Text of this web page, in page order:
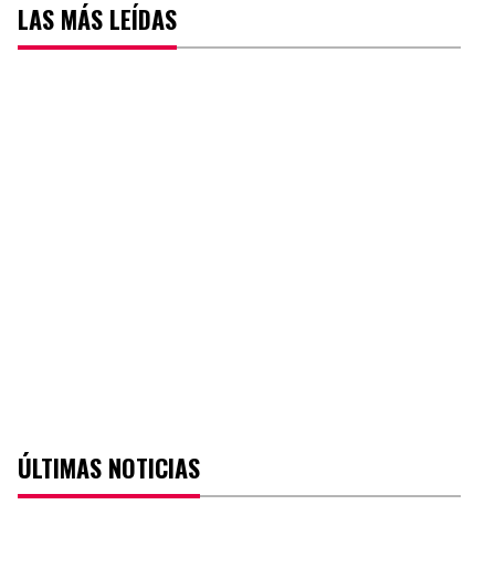
LAS MÁS LEÍDAS
ÚLTIMAS NOTICIAS